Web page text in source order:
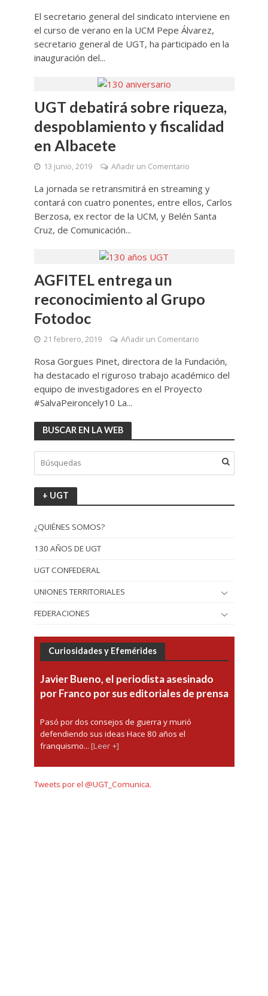
El secretario general del sindicato interviene en
el curso de verano en la UCM Pepe Álvarez,
secretario general de UGT, ha participado en la
inauguración del...
UGT debatirá sobre riqueza,
despoblamiento y fiscalidad
en Albacete
13 junio, 2019 Añadir un Comentario
La jornada se retransmitirá en streaming y
contará con cuatro ponentes, entre ellos, Carlos
Berzosa, ex rector de la UCM, y Belén Santa
Cruz, de Comunicación...
AGFITEL entrega un
reconocimiento al Grupo
Fotodoc
21 febrero, 2019 Añadir un Comentario
Rosa Gorgues Pinet, directora de la Fundación,
ha destacado el riguroso trabajo académico del
equipo de investigadores en el Proyecto
#SalvaPeironcely10 La...
BUSCAR EN LA WEB
+ UGT
¿QUIÉNES SOMOS?
130 AÑOS DE UGT
UGT CONFEDERAL
UNIONES TERRITORIALES
FEDERACIONES
Curiosidades y Efemérides
Javier Bueno, el periodista asesinado
por Franco por sus editoriales de prensa
Pasó por dos consejos de guerra y murió
defendiendo sus ideas Hace 80 años el
franquismo... [Leer +]
Tweets por el @UGT_Comunica.